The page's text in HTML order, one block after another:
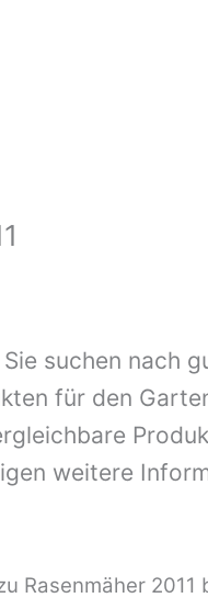
Sie suchen nach
für den
weitere
Rasenmäher